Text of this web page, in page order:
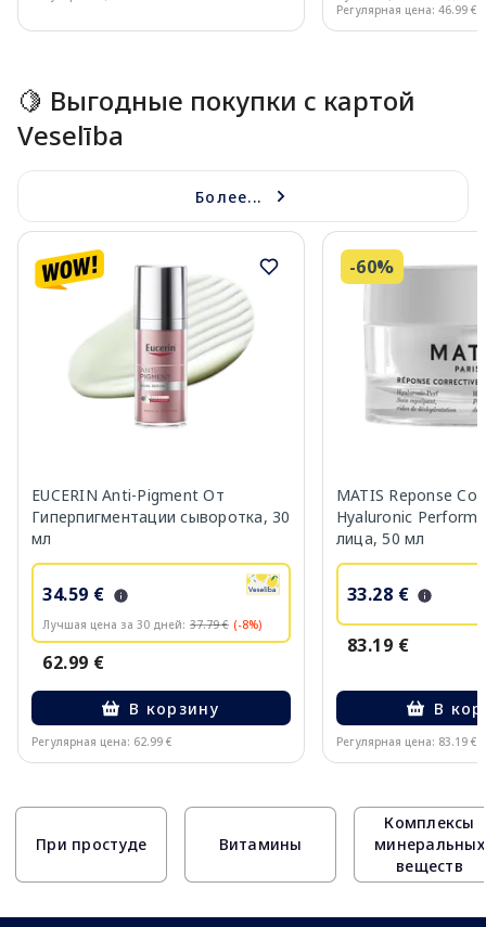
Регулярная цена: 46.99 €
🍋 Выгодные покупки с картой
Veselība
Более...
EUCERIN Anti-Pigment От
Гиперпигментации сыворотка, 30
мл
34.59 €
Лучшая цена за 30 дней: 37.79 € (-8%)
62.99 €
В корзину
Регулярная цена: 62.99 €
-60%
MATIS Reponse
Hyaluronic
лица, 50 мл
33.28 €
83.19 €
В
Регулярная цена: 83.19 €
При простуде Витамины
Комплексы
минеральных
веществ